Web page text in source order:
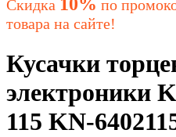
Скидка по
товара на сайте!
Кусачки
электроники
115 KN-